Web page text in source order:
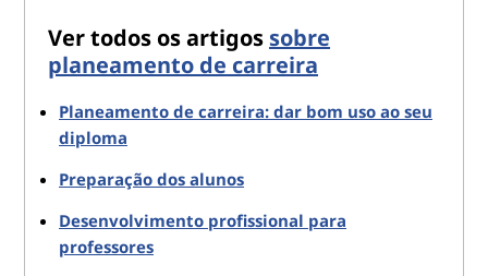
Ver todos os artigos sobre
planeamento de carreira
Planeamento de carreira: dar bom uso ao seu
diploma
Preparação dos alunos
Desenvolvimento profissional para
professores